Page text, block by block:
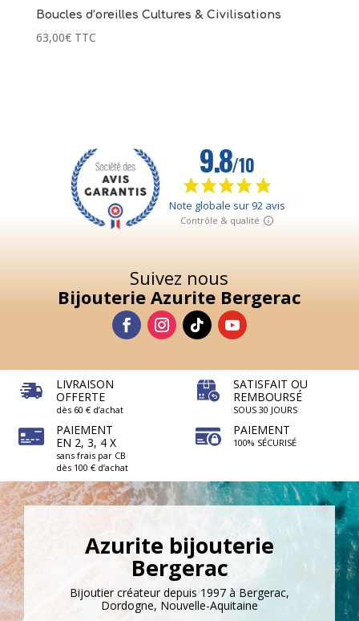
Boucles d’oreilles Cultures & Civilisations
63,00€ TTC
Suivez nous
Bijouterie Azurite Bergerac
LIVRAISON
OFFERTE
dès 60 € d’achat
PAIEMENT
EN 2, 3, 4 X
sans frais par CB
dès 100 € d’achat
SATISFAIT OU
REMBOURSÉ
SOUS 30 JOURS
PAIEMENT
100% SÉCURISÉ
Azurite bijouterie
Bergerac
Bijoutier créateur depuis 1997 à Bergerac,
Dordogne, Nouvelle-Aquitaine